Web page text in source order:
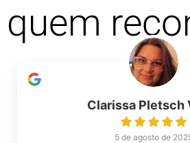
quem
Clarissa Pletsch
5 de agosto de